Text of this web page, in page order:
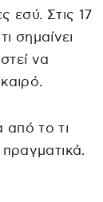
εσύ. Στις 17
σημαίνει
να
το τι
πραγματικά.